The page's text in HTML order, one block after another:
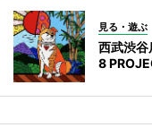
見る・遊ぶ
西武渋
8